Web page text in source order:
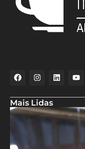
Mais Lidas